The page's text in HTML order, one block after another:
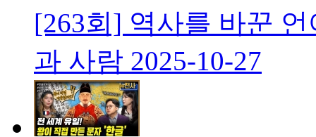
[263회] 역사를 바꾼
과 사람 2025-10-27